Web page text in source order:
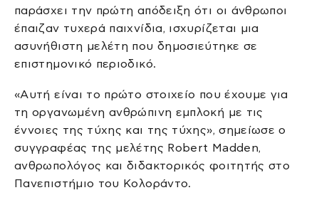
παράσχει την πρώτη απόδειξη ότι οι άνθρωποι
έπαιζαν τυχερά παιχνίδια, ισχυρίζεται μια
ασυνήθιστη μελέτη που δημοσιεύτηκε σε
επιστημονικό περιοδικό.
«Αυτή είναι το πρώτο στοιχείο που έχουμε για
τη οργανωμένη ανθρώπινη εμπλοκή με τις
έννοιες της τύχης και της τύχης», σημείωσε ο
συγγραφέας της μελέτης Robert Madden,
ανθρωπολόγος και διδακτορικός φοιτητής στο
Πανεπιστήμιο του Κολοράντο.